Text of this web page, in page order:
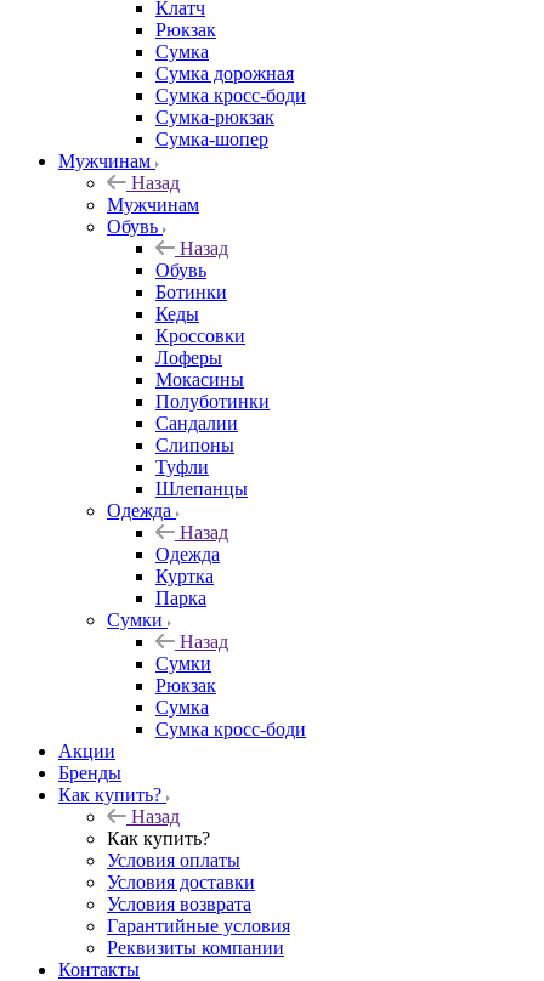
Клатч
Рюкзак
Сумка
Сумка дорожная
Сумка кросс-боди
Сумка-рюкзак
Сумка-шопер
Мужчинам
Назад
Мужчинам
Обувь
Назад
Обувь
Ботинки
Кеды
Кроссовки
Лоферы
Мокасины
Полуботинки
Сандалии
Слипоны
Туфли
Шлепанцы
Одежда
Назад
Одежда
Куртка
Парка
Сумки
Назад
Сумки
Рюкзак
Сумка
Сумка кросс-боди
Акции
Бренды
Как купить?
Назад
Как купить?
Условия оплаты
Условия доставки
Условия возврата
Гарантийные условия
Реквизиты компании
Контакты